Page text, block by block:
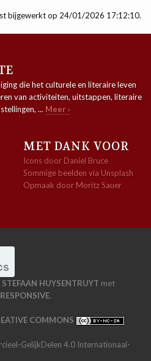
bijgewerkt op 24/01/2026 17:12:10.
die het culturele en literaire leven
van activiteiten, uitstappen, literaire
... Meer ›
MET DANK VOOR
Icons door Daniel Bruce
Sommige beelden via Unsplash
Opmaak door Moritz Sauer
STEFAAN HUYSENTRUYT met
.
COMMONS
GelijkDelen 4.0 Internationaal-